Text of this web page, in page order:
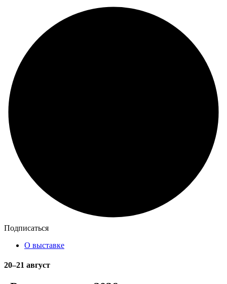
Подписаться
О выставке
20–21 август